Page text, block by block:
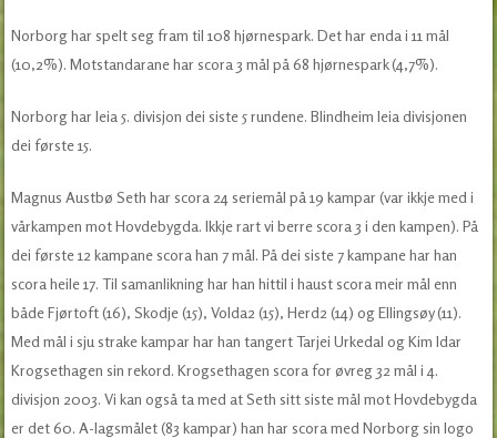
Norborg har spelt seg fram til 108 hjørnespark. Det har enda i 11 mål
(10,2%). Motstandarane har scora 3 mål på 68 hjørnespark (4,7%).
Norborg har leia 5. divisjon dei siste 5 rundene. Blindheim leia divisjonen
dei første 15.
Magnus Austbø Seth har scora 24 seriemål på 19 kampar (var ikkje med i
vårkampen mot Hovdebygda. Ikkje rart vi berre scora 3 i den kampen). På
dei første 12 kampane scora han 7 mål. På dei siste 7 kampane har han
scora heile 17. Til samanlikning har han hittil i haust scora meir mål enn
både Fjørtoft (16), Skodje (15), Volda2 (15), Herd2 (14) og Ellingsøy (11).
Med mål i sju strake kampar har han tangert Tarjei Urkedal og Kim Idar
Krogsethagen sin rekord. Krogsethagen scora for øvreg 32 mål i 4.
divisjon 2003. Vi kan også ta med at Seth sitt siste mål mot Hovdebygda
er det 60. A-lagsmålet (83 kampar) han har scora med Norborg sin logo